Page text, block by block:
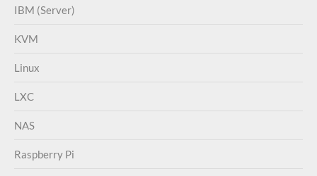
IBM (Server)
KVM
Linux
LXC
NAS
Raspberry Pi